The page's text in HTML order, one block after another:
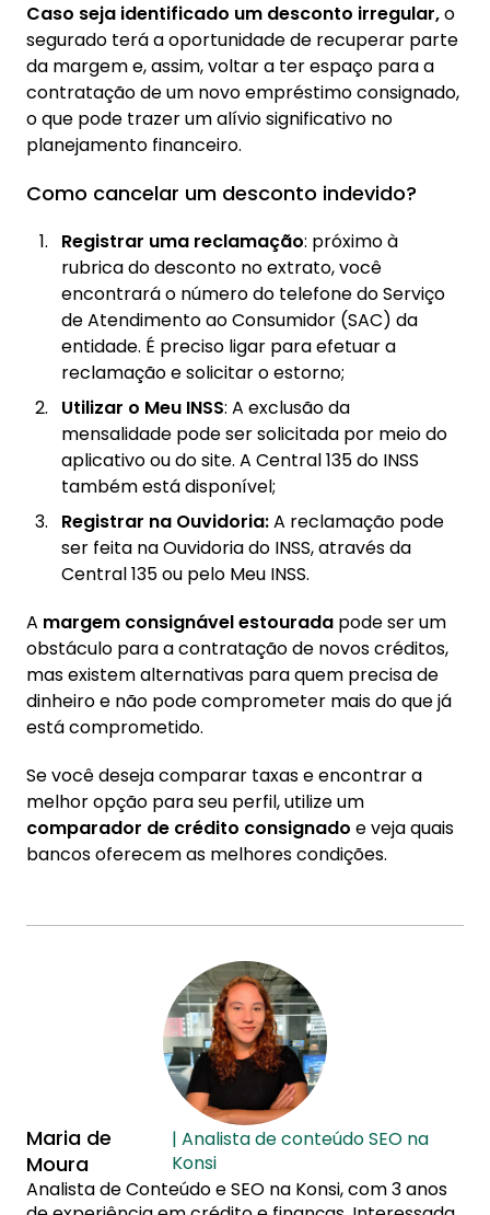
Caso seja identificado um desconto irregular,o
segurado terá a oportunidade de recuperar parte
da margem e, assim, voltar a ter espaço para a
contratação de um novo empréstimo consignado,
o que pode trazer um alívio significativo no
planejamento financeiro.
Como cancelar um desconto indevido?
Registrar uma reclamação: próximo à
rubrica do desconto no extrato, você
encontrará o número do telefone do Serviço
de Atendimento ao Consumidor (SAC) da
entidade. É preciso ligar para efetuar a
reclamação e solicitar o estorno;
Utilizar o Meu INSS: A exclusão da
mensalidade pode ser solicitada por meio do
aplicativo ou do site. A Central 135 do INSS
também está disponível;
Registrar na Ouvidoria:A reclamação pode
ser feita na Ouvidoria do INSS, através da
Central 135 ou pelo Meu INSS.
A margem consignável estourada pode ser um
obstáculo para a contratação de novos créditos,
mas existem alternativas para quem precisa de
dinheiro e não pode comprometer mais do que já
está comprometido.
Se você deseja comparar taxas e encontrar a
melhor opção para seu perfil, utilize um
comparador de crédito consignado e veja quais
bancos oferecem as melhores condições.
Maria de
Moura
| Analista de conteúdo SEO na
Konsi
Analista de Conteúdo e SEO na Konsi, com 3 anos